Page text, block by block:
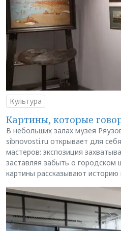
Культура
Картины, которые
В небольших залах музея
sibnovosti.ru открывает для
мастеров: экспозиция
заставляя забыть о городском
картины рассказывают